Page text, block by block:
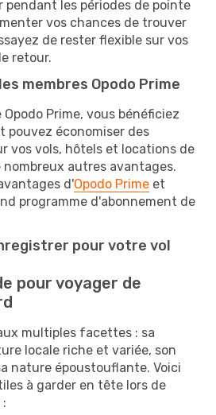
pendant les périodes de pointe
vos chances de trouver
de rester flexible sur vos
retour.
membres Opodo Prime
Prime, vous bénéficiez
pouvez économiser des
vos vols, hôtels et locations de
autres avantages.
d'Opodo Prime et
programme d'abonnement de
pour votre vol
pour voyager de
multiples facettes : sa
locale riche et variée, son
nature époustouflante. Voici
à garder en tête lors de